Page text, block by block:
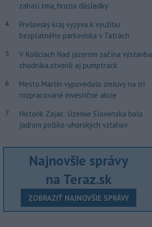
zahalí tma, hrozia dôsledky
4
Prešovský kraj vyzýva k využitiu
bezplatného parkoviska v Tatrách
5
V Košiciach Nad jazerom začína výstavba
chodníka,otvorili aj pumptrack
6
Mesto Martin vypovedalo zmluvy na tri
rozpracované investičné akcie
7
Historik Zajac: Územie Slovenska bolo
jadrom poľsko-uhorských vzťahov
Najnovšie správy
na Teraz.sk
ZOBRAZIŤ NAJNOVŠIE SPRÁVY